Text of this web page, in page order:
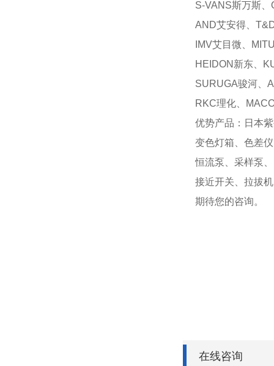
S-VANS斯万斯
AND艾安得、
IMV艾目微、
HEIDON新东、
SURUGA骏河、
RKC理化、
优势产品：日本
变色灯箱、色差
恒流泵、采样泵
接近开关、拉拔
期待您的咨询。
在线咨询